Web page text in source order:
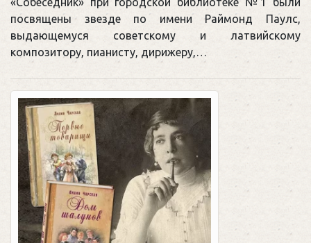
посвящены звезде по имени Раймонд Паулс,
выдающемуся советскому и латвийскому
композитору, пианисту, дирижеру,…